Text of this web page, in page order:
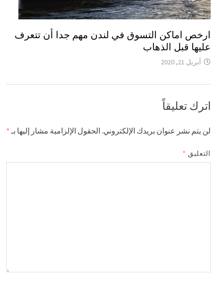
ارخص اماكن التسوق في لندن مهم جدا أن تتعرف
عليها قبل الذهاب
أبريل 21, 2020
اترك تعليقاً
لن يتم نشر عنوان بريدك الإلكتروني. الحقول الإلزامية مشار إليها بـ*
التعليق *